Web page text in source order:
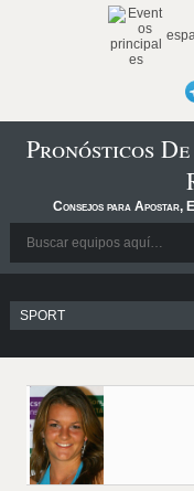
Pronósticos
Consejos para Apostar,